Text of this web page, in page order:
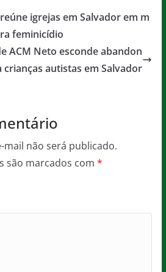
s
A
p
p
a
g
e
igrejas em Salvador em m
feminicídio
ACM Neto esconde abandon
crianças autistas em Salvador
mail não será publicado.
são marcados com *